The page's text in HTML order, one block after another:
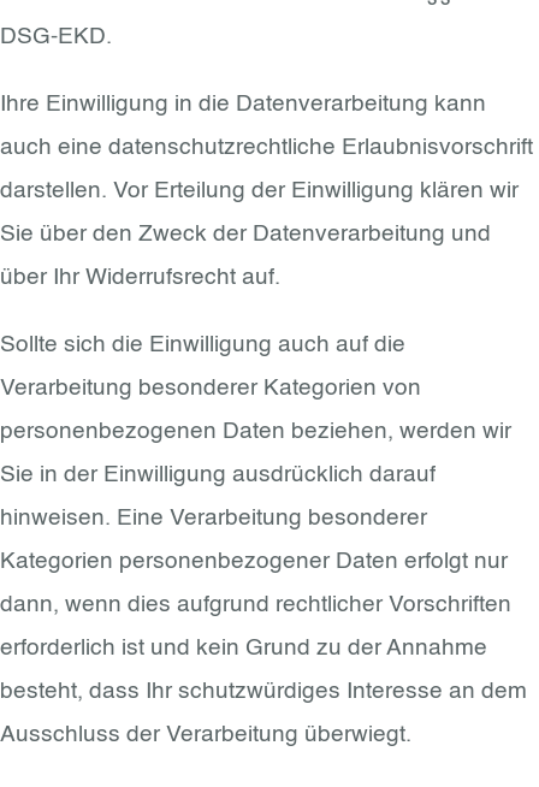
DSG-EKD.
Ihre Einwilligung in die Datenverarbeitung kann
auch eine datenschutzrechtliche Erlaubnisvorschrift
darstellen. Vor Erteilung der Einwilligung klären wir
Sie über den Zweck der Datenverarbeitung und
über Ihr Widerrufsrecht auf.
Sollte sich die Einwilligung auch auf die
Verarbeitung besonderer Kategorien von
personenbezogenen Daten beziehen, werden wir
Sie in der Einwilligung ausdrücklich darauf
hinweisen. Eine Verarbeitung besonderer
Kategorien personenbezogener Daten erfolgt nur
dann, wenn dies aufgrund rechtlicher Vorschriften
erforderlich ist und kein Grund zu der Annahme
besteht, dass Ihr schutzwürdiges Interesse an dem
Ausschluss der Verarbeitung überwiegt.